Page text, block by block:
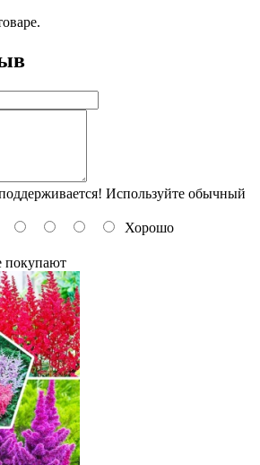
Используйте обычный
Хорошо
покупают